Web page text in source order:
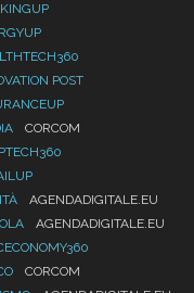
POST
CORCOM
AGENDADIGITALE.EU
AGENDADIGITALE.EU
CORCOM